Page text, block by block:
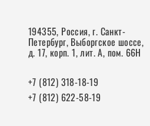
194355, Россия, г. Санкт-
Петербург, Выборгское шоссе,
д. 17, корп. 1, лит. А, пом. 66Н
+7 (812) 318-18-19
+7 (812) 622-58-19